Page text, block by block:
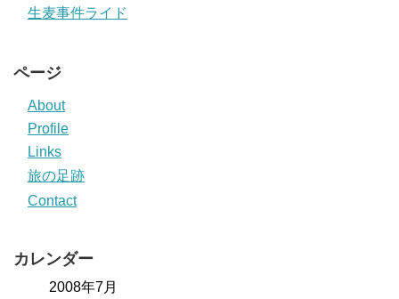
生麦事件ライド
ページ
About
Profile
Links
旅の足跡
Contact
カレンダー
2008年7月